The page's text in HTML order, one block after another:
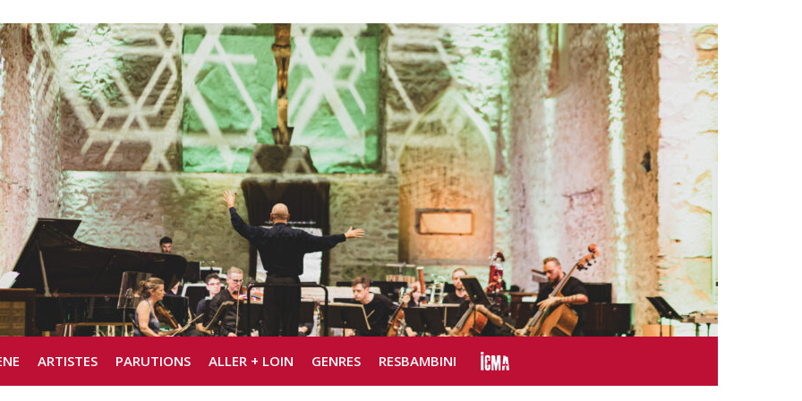
ARTISTES PARUTIONS ALLER + LOIN GENRES RESBAMBINI